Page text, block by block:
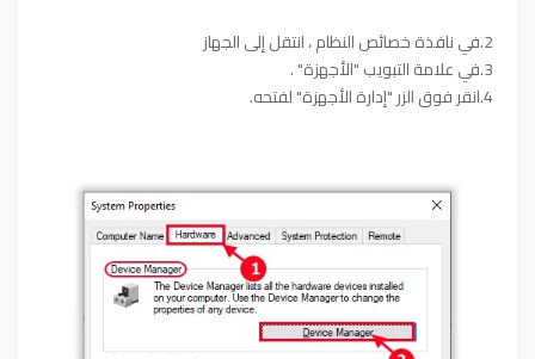
2.في نافذة خصائص النظام ، انتقل إلى الجهاز
3.في علامة التبويب "الأجهزة" .
4.انقر فوق الزر "إدارة الأجهزة" لفتحه.